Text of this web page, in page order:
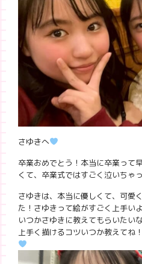
さゆきへ
卒業おめでとう！本当に卒業って
くて、卒業式ではすごく泣いちゃ
さゆきは、本当に優しくて、可愛
た！さゆきって絵がすごく上手い
いつかさゆきに教えてもらいたい
上手く描けるコツいつか教えてね